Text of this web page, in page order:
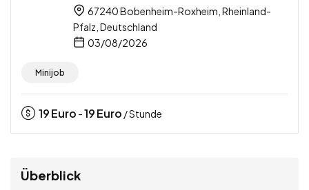
67240 Bobenheim-Roxheim, Rheinland-
Pfalz, Deutschland
03/08/2026
Minijob
19Euro -19Euro / Stunde
Überblick